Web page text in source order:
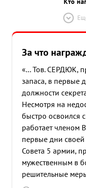
За что
«... Тов. СЕРДЮК,
запаса, в первые
должности
Несмотря на
быстро освоился
работает членом
первые дни
Совета 5 армии,
мужественным в
решительные
боеспособности